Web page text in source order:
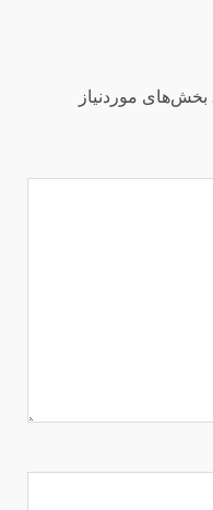
بخش‌های موردنیاز